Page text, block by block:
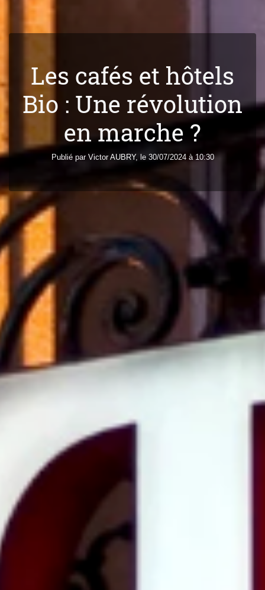
Les cafés et hôtels
Bio : Une révolution
en marche ?
Publié par Victor AUBRY, le 30/07/2024 à 10:30